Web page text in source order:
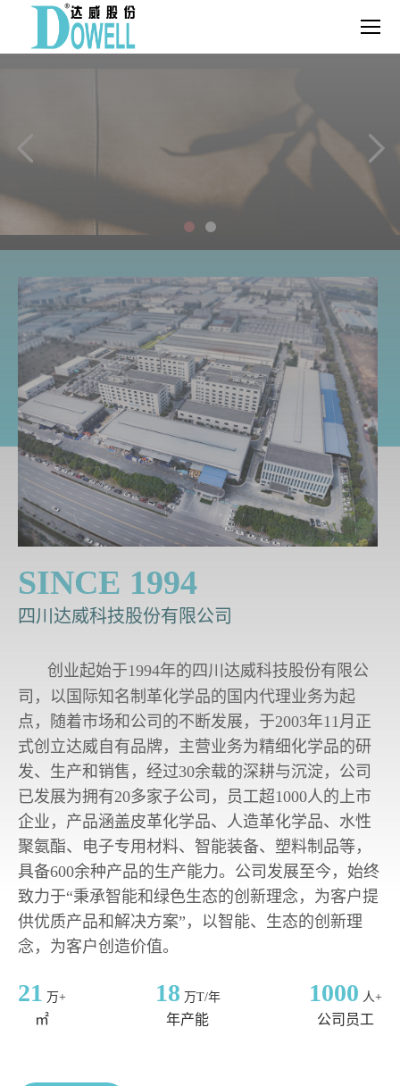
SINCE 1994
四川达威科技股份有限公司
创业起始于1994年的四川达威科技股份有限公
司，以国际知名制革化学品的国内代理业务为起
点，随着市场和公司的不断发展，于2003年11月正
式创立达威自有品牌，主营业务为精细化学品的研
发、生产和销售，经过30余载的深耕与沉淀，公司
已发展为拥有20多家子公司，员工超1000人的上市
企业，产品涵盖皮革化学品、人造革化学品、水性
聚氨酯、电子专用材料、智能装备、塑料制品等，
具备600余种产品的生产能力。公司发展至今，始终
致力于“秉承智能和绿色生态的创新理念，为客户提
供优质产品和解决方案”，以智能、生态的创新理
念，为客户创造价值。
21 万+
㎡
18 万T/年
年产能
1000 人+
公司员工